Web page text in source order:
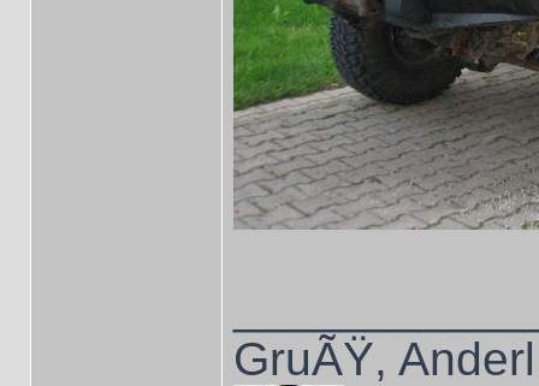
GruÃŸ, Anderl